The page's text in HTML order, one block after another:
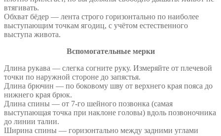
втягивать.
Обхват бёдер — лента строго горизонтально по наиболее
выступающим точкам ягодиц, с учётом естественного
выступа живота.
Вспомогательные мерки
Длина рукава — слегка согните руку. Измеряйте от плечевой
точки по наружной стороне до запястья.
Длина брючин — по боковому шву от верхнего края пояса до
нижнего края брюк.
Длина спины — от 7-го шейного позвонка (самая
выступающая точка при наклоне головы) вдоль позвоночника
до линии талии.
Ширина спины — горизонтально между задними углами